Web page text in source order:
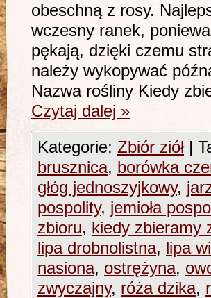
obeschną z rosy.
wczesny ranek,
pękają, dzięki czemu
należy wykopywać
Nazwa rośliny Kiedy
Czytaj dalej »
Kategorie: Zbiór ziół |
brusznica, borówka
głóg jednoszyjkowy,
pospolity, jemioła
zbioru, kiedy zbieramy
lipa drobnolistna, lipa
nasiona, ostrężyna,
zwyczajny, róża dzika,